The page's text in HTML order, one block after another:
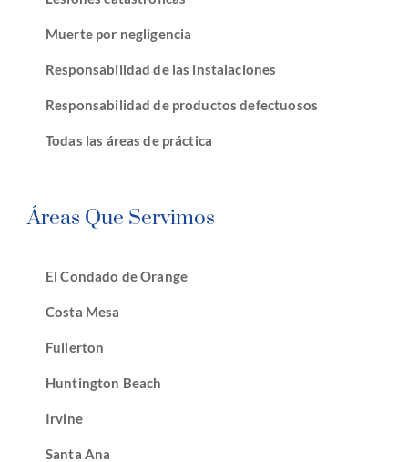
Muerte por negligencia
Responsabilidad de las instalaciones
Responsabilidad de productos defectuosos
Todas las áreas de práctica
Áreas Que Servimos
El Condado de Orange
Costa Mesa
Fullerton
Huntington Beach
Irvine
Santa Ana